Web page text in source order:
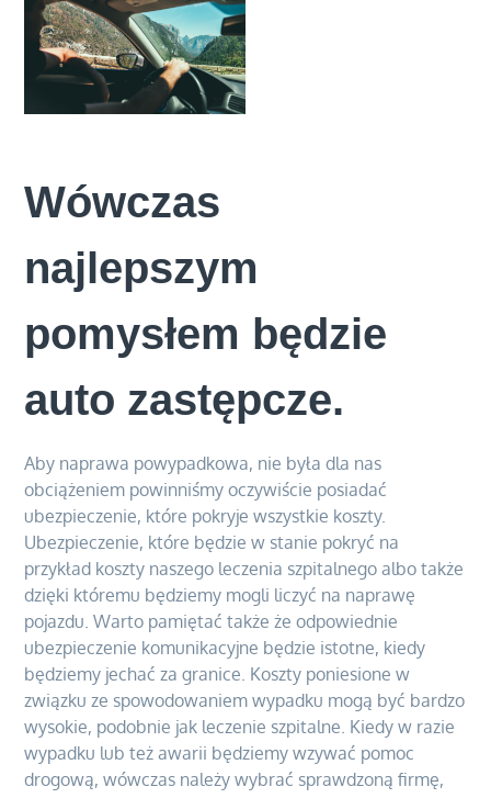
Wówczas
najlepszym
pomysłem będzie
auto zastępcze.
Aby naprawa powypadkowa, nie była dla nas
obciążeniem powinniśmy oczywiście posiadać
ubezpieczenie, które pokryje wszystkie koszty.
Ubezpieczenie, które będzie w stanie pokryć na
przykład koszty naszego leczenia szpitalnego albo także
dzięki któremu będziemy mogli liczyć na naprawę
pojazdu. Warto pamiętać także że odpowiednie
ubezpieczenie komunikacyjne będzie istotne, kiedy
będziemy jechać za granice. Koszty poniesione w
związku ze spowodowaniem wypadku mogą być bardzo
wysokie, podobnie jak leczenie szpitalne. Kiedy w razie
wypadku lub też awarii będziemy wzywać pomoc
drogową, wówczas należy wybrać sprawdzoną firmę,